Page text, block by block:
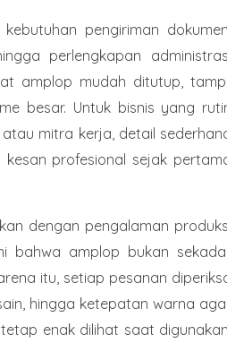
pengiriman dokumen,
perlengkapan
amplop mudah ditutup,
besar. Untuk bisnis yang
mitra kerja, detail
profesional sejak
dengan pengalaman
bahwa amplop bukan
itu, setiap pesanan
hingga ketepatan warna
enak dilihat saat